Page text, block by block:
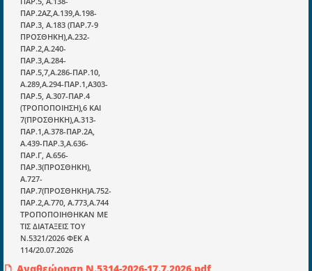
ΠΑΡ.2ΑΖ,Α.139,Α.198-
ΠΑΡ.3, Α.183 (ΠΑΡ.7-9
ΠΡΟΣΘΗΚΗ),Α.232-
ΠΑΡ.2,Α.240-
ΠΑΡ.3,Α.284-
ΠΑΡ.5,7,Α.286-ΠΑΡ.10,
Α.289,Α.294-ΠΑΡ.1,Α303-
ΠΑΡ.5, Α.307-ΠΑΡ.4
(ΤΡΟΠΟΠΟΙΗΣΗ),6 ΚΑΙ
7(ΠΡΟΣΘΗΚΗ),Α.313-
ΠΑΡ.1,Α.378-ΠΑΡ.2Α,
Α.439-ΠΑΡ.3,Α.636-
ΠΑΡ.Γ, Α.656-
ΠΑΡ.3(ΠΡΟΣΘΗΚΗ),
Α.727-
ΠΑΡ.7(ΠΡΟΣΘΗΚΗ)Α.752-
ΠΑΡ.2,Α.770, Α.773,Α.744
ΤΡΟΠΟΠΟΙΗΘΗΚΑΝ ΜΕ
ΤΙΣ ΔΙΑΤΑΞΕΙΣ ΤΟΥ
N.5321/2026 ΦΕΚ Α
114/20.07.2026
Docman.gr
Ποιοί είμαστε;
Μια πολυετής εθελοντική προσπάθεια που
μετατράπηκε σε επιχειρηματική οντότητα και φιλοδοξεί να συμβάλλει
στην διάδοση της γνώσης.
Ενότητες
Επικαιρότητα
E-book
Οδηγοί εκκαθάρισης
Νόμοι και προεδρικά διατάγματα